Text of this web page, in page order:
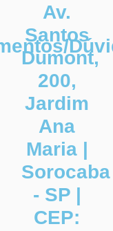
Av.
Santos
Dumont,
200,
Jardim
Ana
Maria |
Sorocaba
- SP |
CEP: